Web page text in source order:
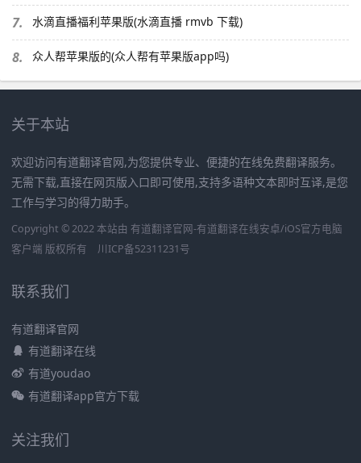
7. 水滴直播福利苹果版(水滴直播 rmvb 下载)
8. 众人帮苹果版的(众人帮有苹果版app吗)
关于本站
欢迎访问有道翻译官网,为您提供专业、便捷的在线免费翻译服务。
无需下载,直接在网页版入口即可使用,支持多语种文本即时互译,是您
工作与学习的得力助手。
Copyright © 2022 本站由 有道翻译官网-有道翻译在线安卓/iOS官方电脑
客户端 版权所有
川ICP备52311231号
联系我们
有道翻译官网
有道翻译在线
有道youdao
有道翻译app官方下载
关注我们